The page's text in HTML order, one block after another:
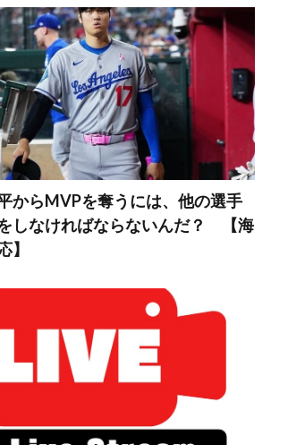
からMVPを奪うには、他の選手
しなければならないんだ？ 【海
】